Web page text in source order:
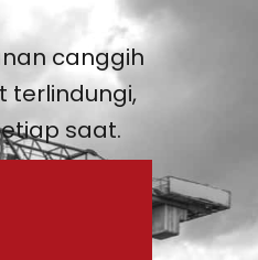
canggih
terlindungi,
saat.